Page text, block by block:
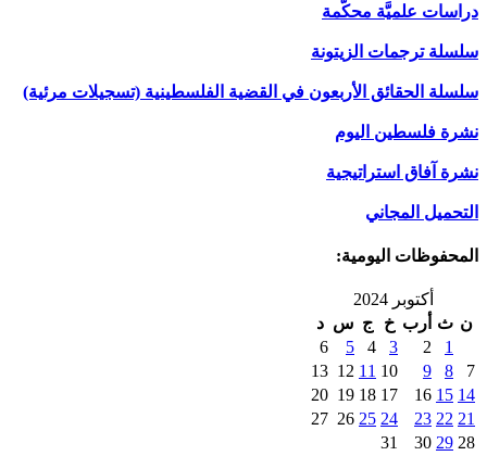
دراسات علميَّة محكَّمة
سلسلة ترجمات الزيتونة
سلسلة الحقائق الأربعون في القضية الفلسطينية (تسجيلات مرئية)
نشرة فلسطين اليوم
نشرة آفاق استراتيجية
التحميل المجاني
المحفوظات اليومية:
أكتوبر 2024
ن ث أرب خ ج س د
1
2
3
4
5
6
7
8
9
10
11
12
13
14
15
16
17
18
19
20
21
22
23
24
25
26
27
28
29
30
31